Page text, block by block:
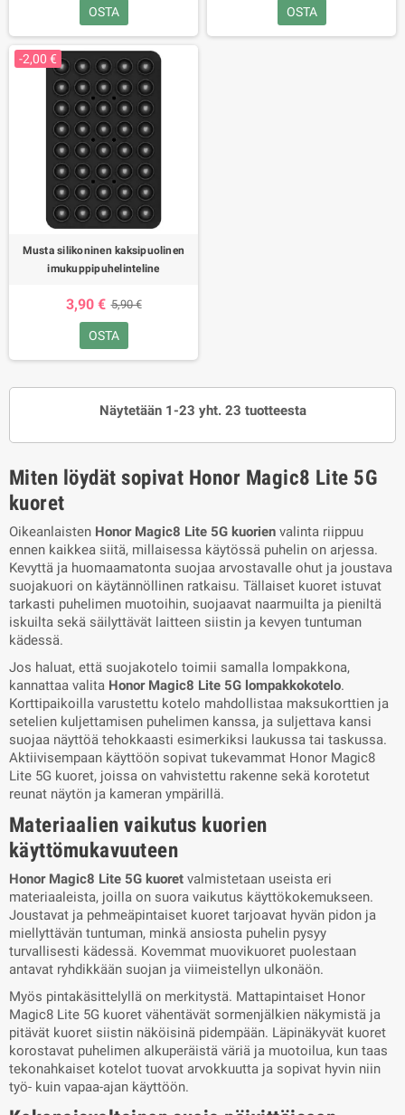
OSTA OSTA
-2,00 €
Musta silikoninen kaksipuolinen
imukuppipuhelinteline
3,90 € 5,90 €
OSTA
Näytetään 1-23 yht. 23 tuotteesta
Miten löydät sopivat Honor Magic8 Lite 5G
kuoret
Oikeanlaisten Honor Magic8 Lite 5G kuorien valinta riippuu
ennen kaikkea siitä, millaisessa käytössä puhelin on arjessa.
Kevyttä ja huomaamatonta suojaa arvostavalle ohut ja joustava
suojakuori on käytännöllinen ratkaisu. Tällaiset kuoret istuvat
tarkasti puhelimen muotoihin, suojaavat naarmuilta ja pieniltä
iskuilta sekä säilyttävät laitteen siistin ja kevyen tuntuman
kädessä.
Jos haluat, että suojakotelo toimii samalla lompakkona,
kannattaa valita Honor Magic8 Lite 5G lompakkokotelo.
Korttipaikoilla varustettu kotelo mahdollistaa maksukorttien ja
setelien kuljettamisen puhelimen kanssa, ja suljettava kansi
suojaa näyttöä tehokkaasti esimerkiksi laukussa tai taskussa.
Aktiivisempaan käyttöön sopivat tukevammat Honor Magic8
Lite 5G kuoret, joissa on vahvistettu rakenne sekä korotetut
reunat näytön ja kameran ympärillä.
Materiaalien vaikutus kuorien
käyttömukavuuteen
Honor Magic8 Lite 5G kuoret valmistetaan useista eri
materiaaleista, joilla on suora vaikutus käyttökokemukseen.
Joustavat ja pehmeäpintaiset kuoret tarjoavat hyvän pidon ja
miellyttävän tuntuman, minkä ansiosta puhelin pysyy
turvallisesti kädessä. Kovemmat muovikuoret puolestaan
antavat ryhdikkään suojan ja viimeistellyn ulkonäön.
Myös pintakäsittelyllä on merkitystä. Mattapintaiset Honor
Magic8 Lite 5G kuoret vähentävät sormenjälkien näkymistä ja
pitävät kuoret siistin näköisinä pidempään. Läpinäkyvät kuoret
korostavat puhelimen alkuperäistä väriä ja muotoilua, kun taas
tekonahkaiset kotelot tuovat arvokkuutta ja sopivat hyvin niin
työ- kuin vapaa-ajan käyttöön.